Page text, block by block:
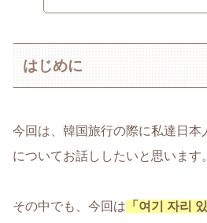
はじめに
今回は、韓国旅行の際に私達日本
についてお話ししたいと思います。
その中でも、今回は 「여기 자리